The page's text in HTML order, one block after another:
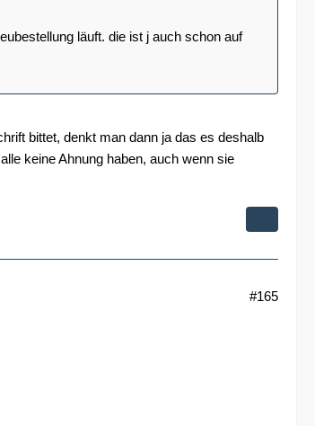
läuft. die ist j auch schon auf
bittet, denkt man dann ja das es deshalb
keine Ahnung haben, auch wenn sie
#165